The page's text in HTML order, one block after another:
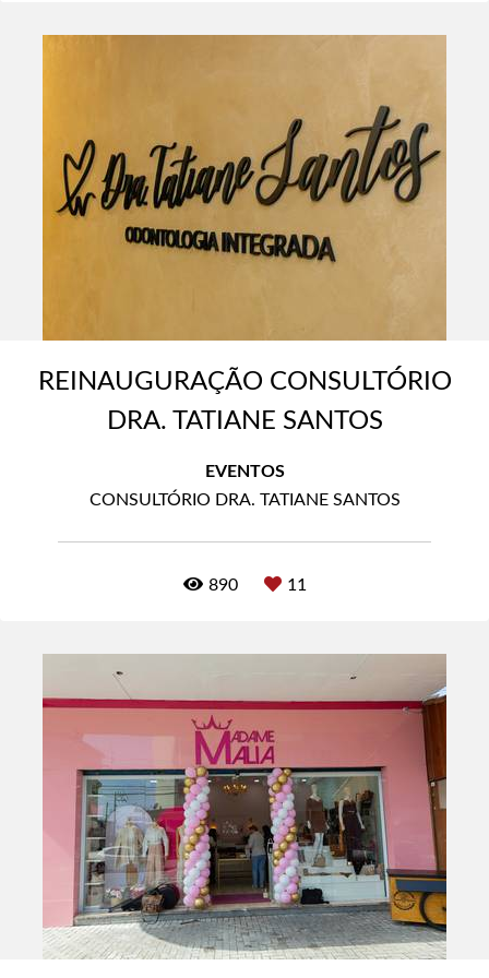
REINAUGURAÇÃO CONSULTÓRIO
DRA. TATIANE SANTOS
EVENTOS
CONSULTÓRIO DRA. TATIANE SANTOS
890 11